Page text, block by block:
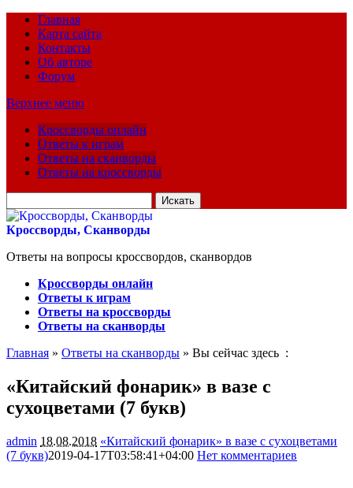
Главная
Карта сайта
Контакты
Об авторе
Форум
Верхнее меню
Кроссворды онлайн
Ответы к играм
Ответы на сканворды
Ответы на кроссворды
для:
Кроссворды, Сканворды
Ответы на вопросы кроссвордов, сканвордов
Кроссворды онлайн
Ответы к играм
Ответы на кроссворды
Ответы на сканворды
Главная » Ответы на сканворды » Вы сейчас здесь :
«Китайский фонарик» в вазе с
сухоцветами (7 букв)
admin 18.08.2018 «Китайский фонарик» в вазе с сухоцветами
(7 букв)2019-04-17T03:58:41+04:00 Нет комментариев